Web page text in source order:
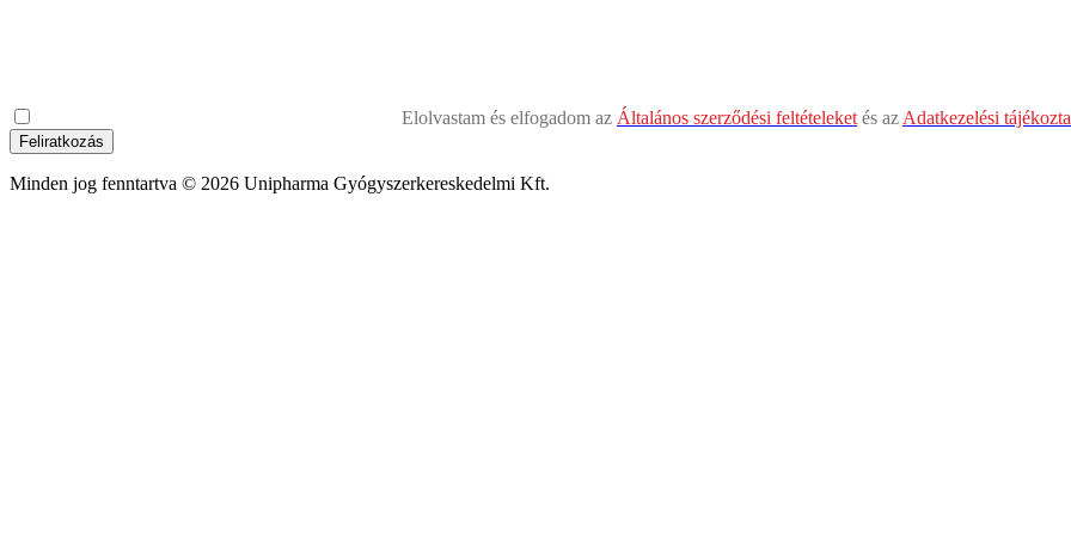
Elolvastam és elfogadom az Általános szerződési feltételeket és az Adatkezelési
Feliratkozás
Minden jog fenntartva © 2026 Unipharma Gyógyszerkereskedelmi Kft.